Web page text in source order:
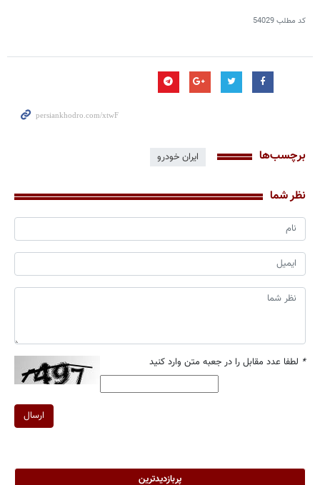
کد مطلب54029
برچسب‌ها ایران خودرو
نظر شما
* لطفا عدد مقابل را در جعبه متن وارد کنید
ارسال
پربازدیدترین